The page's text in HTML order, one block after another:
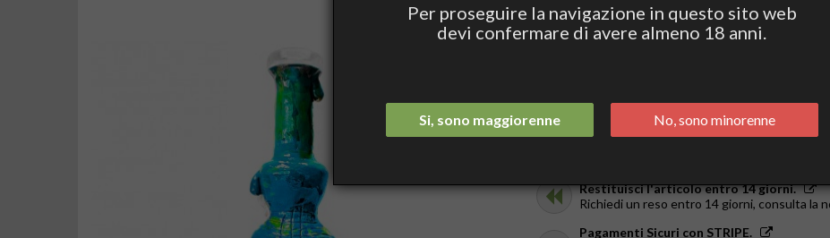
€54.90
Ricevilo in giornata.
Restituisci l'articolo entro 14 giorni.
Richiedi un reso entro 14 giorni, consulta la
Pagamenti Sicuri con STRIPE.
Per proseguire la navigazione in questo sito web
devi confermare di avere almeno 18 anni.
Si, sono maggiorenne No, sono minorenne